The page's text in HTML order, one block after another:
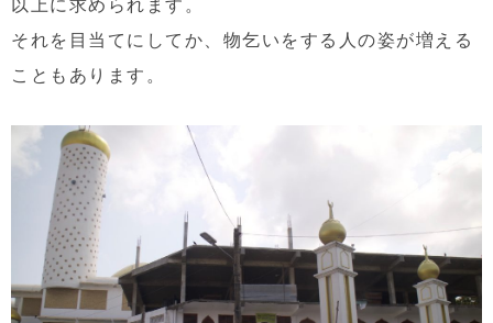
それを目当てにしてか、物乞いをする人の姿が増える
こともあります。